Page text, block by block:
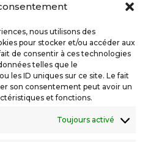
nous utilisons des
pour stocker et/ou accéder aux
de consentir à ces technologies
telles que le
les ID uniques sur ce site. Le fait
son consentement peut avoir un
et fonctions.
Toujours activé
numérique